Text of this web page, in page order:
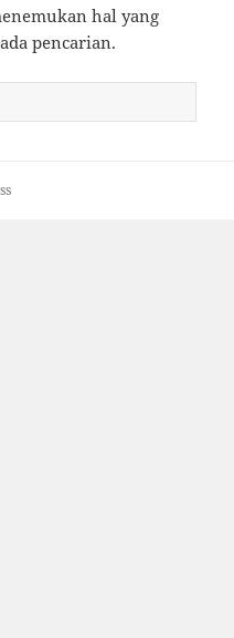
hal yang
pencarian.